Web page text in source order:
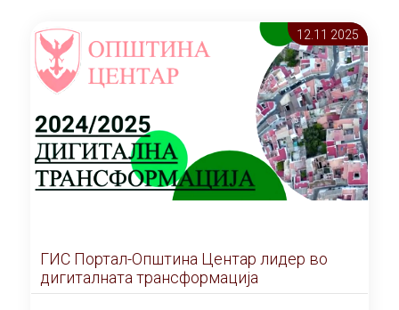
12.11 2025
ГИС Портал-Општина Центар лидер во
дигиталната трансформација